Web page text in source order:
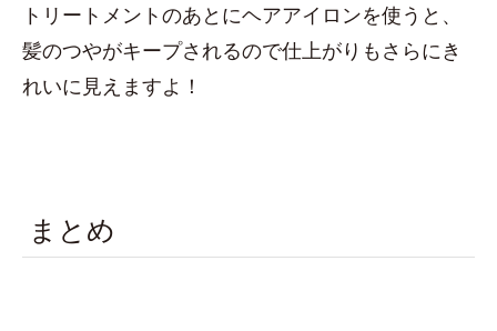
トリートメントのあとにヘアアイロンを使うと、
髪のつやがキープされるので仕上がりもさらにき
れいに見えますよ！
まとめ